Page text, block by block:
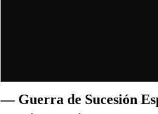
— Guerra de Sucesión